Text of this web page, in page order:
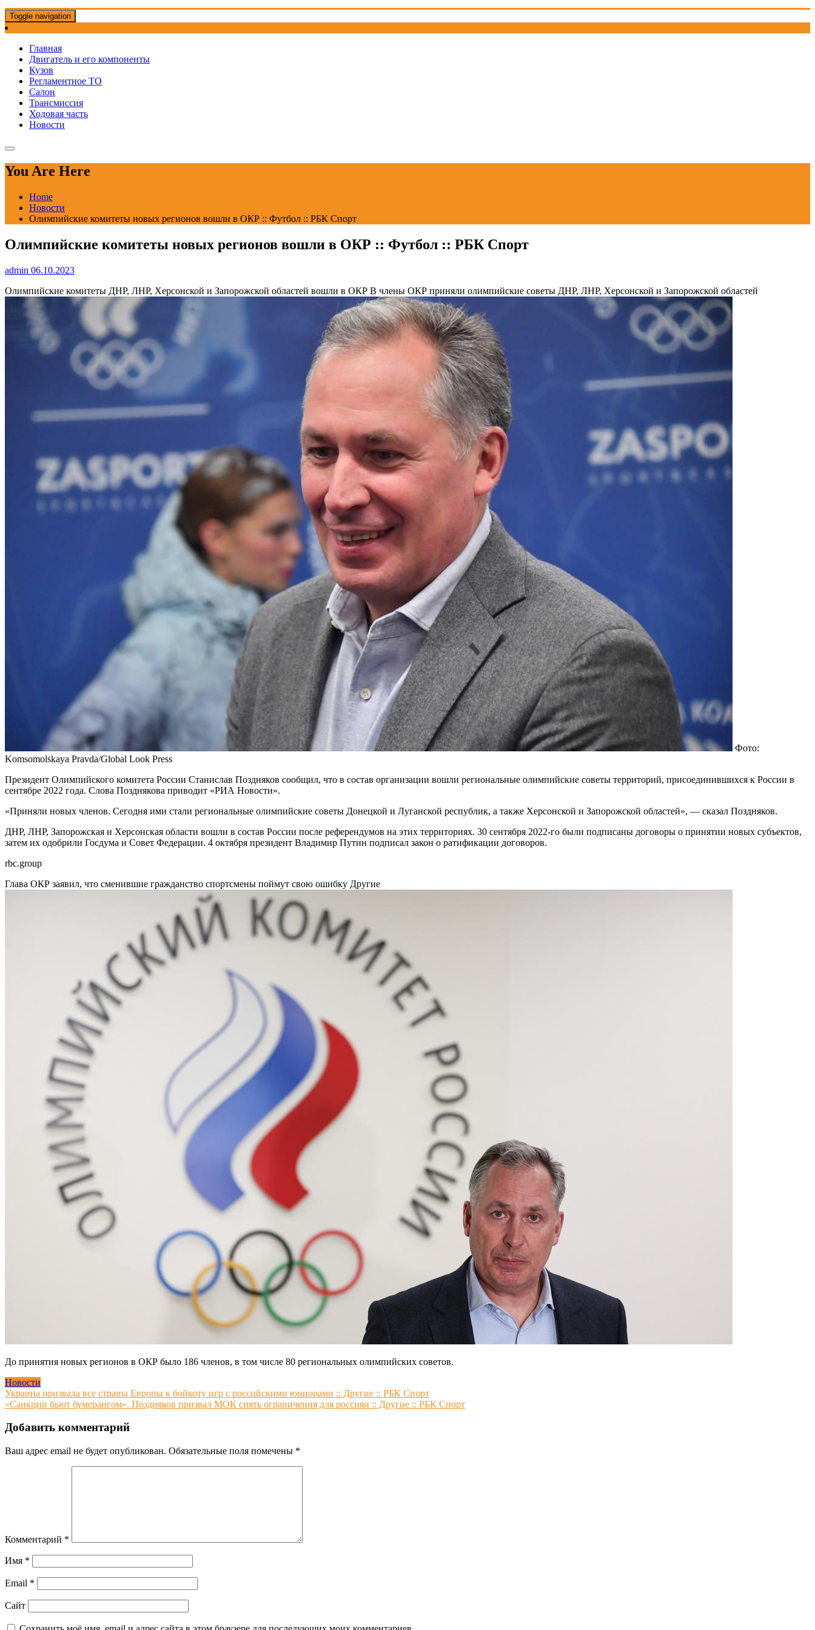
Toggle navigation
Главная
Двигатель и его компоненты
Кузов
Регламентное ТО
Салон
Трансмиссия
Ходовая часть
Новости
You Are Here
Home
Новости
Олимпийские комитеты новых регионов вошли в ОКР :: Футбол :: РБК Спорт
Олимпийские комитеты новых регионов вошли в ОКР :: Футбол :: РБК Спорт
admin 06.10.2023
Олимпийские комитеты ДНР, ЛНР, Херсонской и Запорожской областей вошли в ОКР В члены ОКР приняли олимпийские советы ДНР, ЛНР, Херсонской и Запорожской областей
Фото:
Komsomolskaya Pravda/Global Look Press
Президент Олимпийского комитета России Станислав Поздняков сообщил, что в состав организации вошли региональные олимпийские советы территорий, присоединившихся к России в
сентябре 2022 года. Слова Позднякова приводит «РИА Новости».
«Приняли новых членов. Сегодня ими стали региональные олимпийские советы Донецкой и Луганской республик, а также Херсонской и Запорожской областей», — сказал Поздняков.
ДНР, ЛНР, Запорожская и Херсонская области вошли в состав России после референдумов на этих территориях. 30 сентября 2022-го были подписаны договоры о принятии новых субъектов,
затем их одобрили Госдума и Совет Федерации. 4 октября президент Владимир Путин подписал закон о ратификации договоров.
rbc.group
Глава ОКР заявил, что сменившие гражданство спортсмены поймут свою ошибку Другие
До принятия новых регионов в ОКР было 186 членов, в том числе 80 региональных олимпийских советов.
Новости
Навигация
по
записям
Украина призвала все страны Европы к бойкоту игр с российскими юниорами :: Другие :: РБК Спорт
«Санкции бьют бумерангом». Поздняков призвал МОК снять ограничения для россиян :: Другие :: РБК Спорт
Добавить комментарий
Ваш адрес email не будет опубликован. Обязательные поля помечены *
Комментарий *
Имя *
Email *
Сайт